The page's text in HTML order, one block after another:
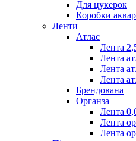
Для цукерок
Коробки
Ленти
Атлас
Лента
Лента
Лента
Лента
Брендована
Органза
Лента
Лента
Лента